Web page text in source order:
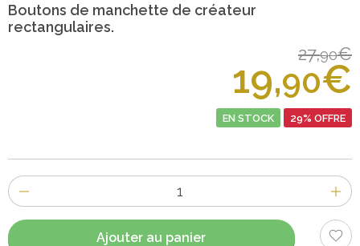
Boutons de manchette de créateur
rectangulaires.
27,90€
19,90€
EN STOCK 29% OFFRE
Nombre
d'items
Ajouter au panier